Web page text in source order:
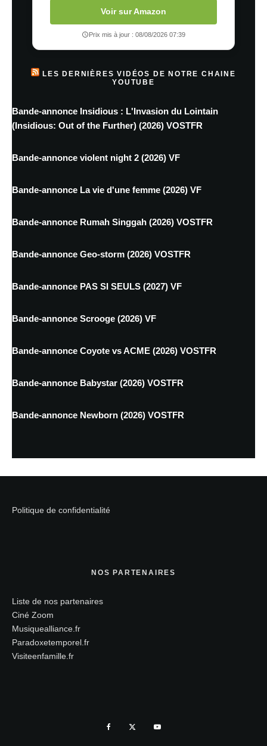
Voir sur Amazon
Prix mis à jour : 08/08/2026 07:39
LES DERNIÈRES VIDÉOS DE NOTRE CHAINE
YOUTUBE
Bande-annonce Insidious : L'Invasion du Lointain
(Insidious: Out of the Further) (2026) VOSTFR
Bande-annonce violent night 2 (2026) VF
Bande-annonce La vie d'une femme (2026) VF
Bande-annonce Rumah Singgah (2026) VOSTFR
Bande-annonce Geo-storm (2026) VOSTFR
Bande-annonce PAS SI SEULS (2027) VF
Bande-annonce Scrooge (2026) VF
Bande-annonce Coyote vs ACME (2026) VOSTFR
Bande-annonce Babystar (2026) VOSTFR
Bande-annonce Newborn (2026) VOSTFR
Politique de confidentialité
NOS PARTENAIRES
Liste de nos partenaires
Ciné Zoom
Musiquealliance.fr
Paradoxetemporel.fr
Visiteenfamille.fr